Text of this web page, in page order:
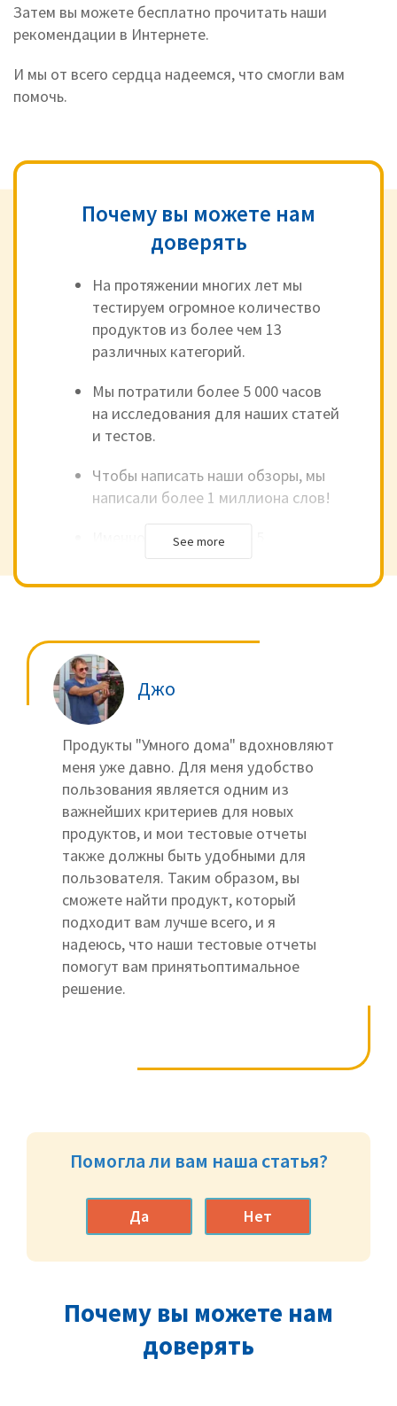
Затем вы можете бесплатно прочитать наши
рекомендации в Интернете.
И мы от всего сердца надеемся, что смогли вам
помочь.
Почему вы можете нам
доверять
На протяжении многих лет мы
тестируем огромное количество
продуктов из более чем 13
различных категорий.
Мы потратили более 5 000 часов
на исследования для наших статей
и тестов.
Чтобы написать наши обзоры, мы
написали более 1 миллиона слов!
Именно поэтому более 5
миллионов читателей посещают
нас каждый год и благодарны за
по огромному количеству писем от
наших читателей, которые мы
получаем по
по реакции на наши
на YouTube
или на наших каналах в
социальных сетях
Команда из6 экспертов по Умному
домурегулярно проверяет
точность наших статей и проводит
обучение всей нашей команды
авторов.
Smart-Home-Fox также
представлен в других странах,
таких как Германия, Франция и
Великобритания.
See more
Джо
Продукты "Умного дома" вдохновляют
меня уже давно. Для меня удобство
пользования является одним из
важнейших критериев для новых
продуктов, и мои тестовые отчеты
также должны быть удобными для
пользователя. Таким образом, вы
сможете найти продукт, который
подходит вам лучше всего, и я
надеюсь, что наши тестовые отчеты
помогут вам принятьоптимальное
решение.
Помогла ли вам наша статья?
Да Нет
Почему вы можете нам
доверять